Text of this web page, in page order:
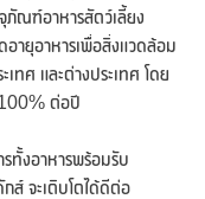
ณฑ์อาหารสัตว์เลี้ยง
ยุอาหารเพื่อสิ่งแวดล้อม
เทศ และต่างประเทศ โดย
100% ต่อปี
ทั้งอาหารพร้อมรับ
ส์ จะเติบโตได้ดีต่อ